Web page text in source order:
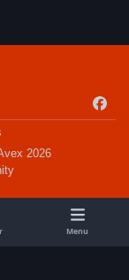
a
o
k
2026
Menu